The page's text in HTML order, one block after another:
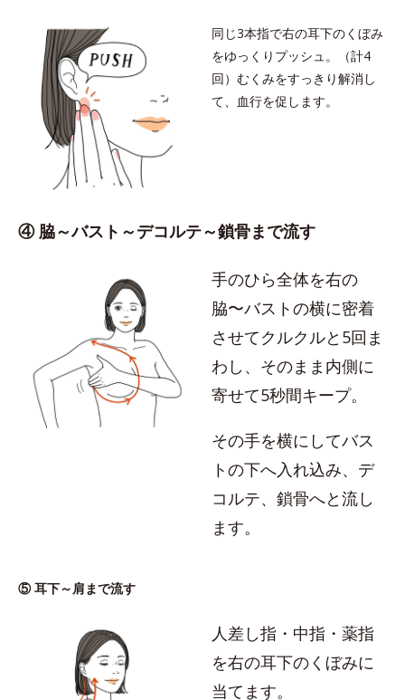
同じ3本指で右の耳下のくぼみ
をゆっくりプッシュ。（計4
回）むくみをすっきり解消し
て、血行を促します。
④ 脇～バスト～デコルテ～鎖骨まで流す
手のひら全体を右の
脇〜バストの横に密着
させてクルクルと5回ま
わし、そのまま内側に
寄せて5秒間キープ。
その手を横にしてバス
トの下へ入れ込み、デ
コルテ、鎖骨へと流し
ます。
⑤ 耳下～肩まで流す
人差し指・中指・薬指
を右の耳下のくぼみに
当てます。